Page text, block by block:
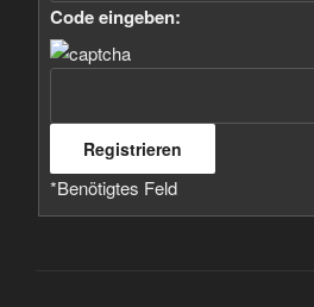
Code eingeben:
*Benötigtes Feld